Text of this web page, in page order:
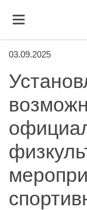
03.09.2025